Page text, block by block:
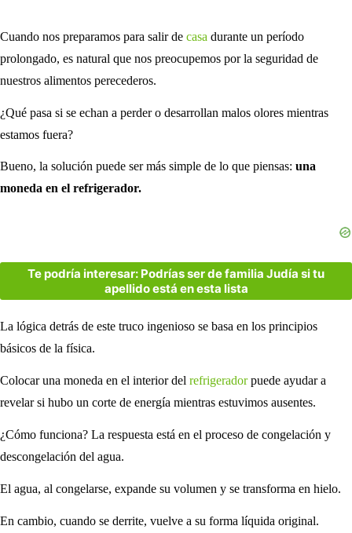
Cuando nos preparamos para salir de casa durante un período
prolongado, es natural que nos preocupemos por la seguridad de
nuestros alimentos perecederos.
¿Qué pasa si se echan a perder o desarrollan malos olores mientras
estamos fuera?
Bueno, la solución puede ser más simple de lo que piensas: una
moneda en el refrigerador.
Te podría interesar: Podrías ser de familia Judía si tu
apellido está en esta lista
La lógica detrás de este truco ingenioso se basa en los principios
básicos de la física.
Colocar una moneda en el interior del refrigeradorpuede ayudar a
revelar si hubo un corte de energía mientras estuvimos ausentes.
¿Cómo funciona? La respuesta está en el proceso de congelación y
descongelación del agua.
El agua, al congelarse, expande su volumen y se transforma en hielo.
En cambio, cuando se derrite, vuelve a su forma líquida original.